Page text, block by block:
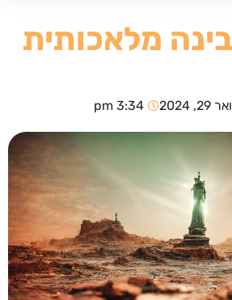
מלאכותית
2024
3:34 pm